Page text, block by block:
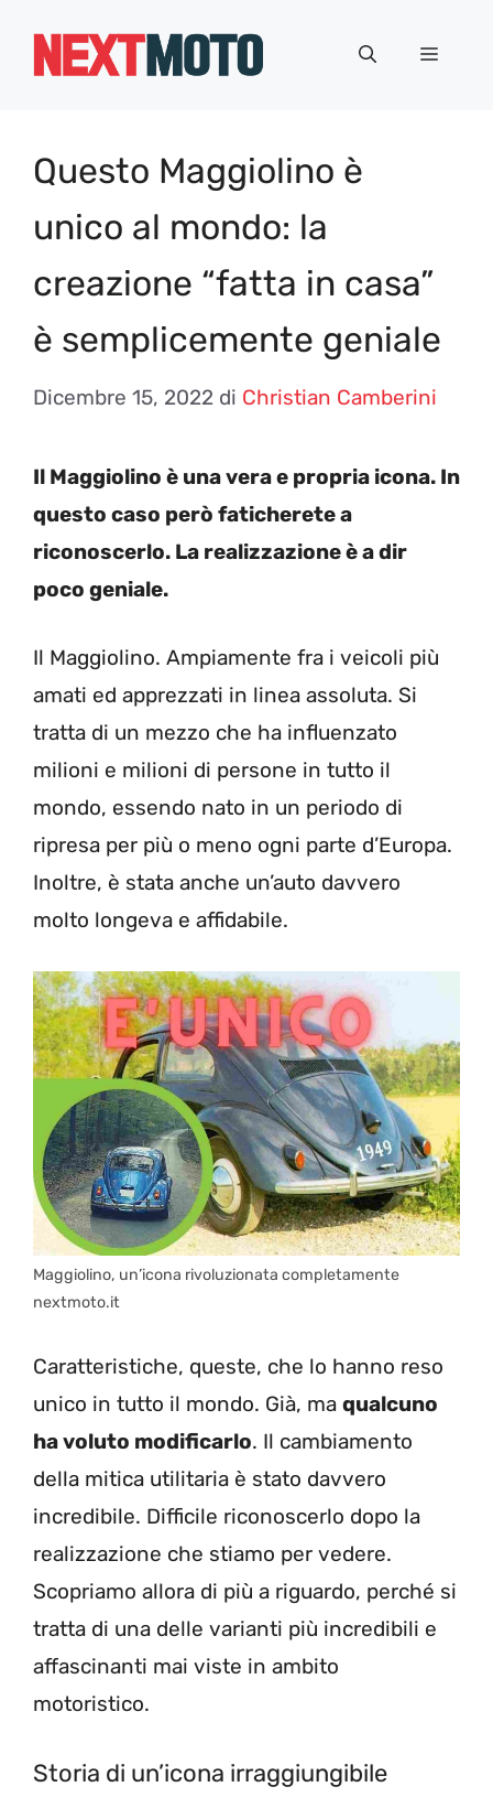
Menu
Questo Maggiolino è
unico al mondo: la
creazione “fatta in casa”
è semplicemente geniale
Dicembre 15, 2022 di Christian Camberini
Il Maggiolino è una vera e propria icona. In
questo caso però faticherete a
riconoscerlo. La realizzazione è a dir
poco geniale.
Il Maggiolino. Ampiamente fra i veicoli più
amati ed apprezzati in linea assoluta. Si
tratta di un mezzo che ha influenzato
milioni e milioni di persone in tutto il
mondo, essendo nato in un periodo di
ripresa per più o meno ogni parte d’Europa.
Inoltre, è stata anche un’auto davvero
molto longeva e affidabile.
Maggiolino, un’icona rivoluzionata completamente
nextmoto.it
Caratteristiche, queste, che lo hanno reso
unico in tutto il mondo. Già, ma qualcuno
ha voluto modificarlo. Il cambiamento
della mitica utilitaria è stato davvero
incredibile. Difficile riconoscerlo dopo la
realizzazione che stiamo per vedere.
Scopriamo allora di più a riguardo, perché si
tratta di una delle varianti più incredibili e
affascinanti mai viste in ambito
motoristico.
Storia di un’icona irraggiungibile